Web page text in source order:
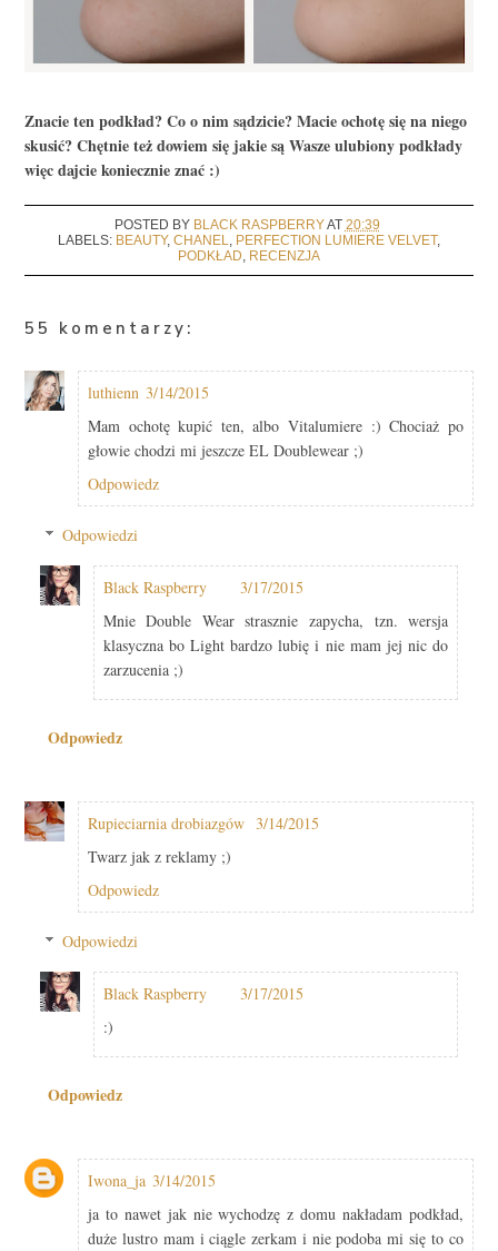
Znacie ten podkład? Co o nim sądzicie? Macie ochotę się na niego
skusić? Chętnie też dowiem się jakie są Wasze ulubiony podkłady
więc dajcie koniecznie znać :)
POSTED BY BLACK RASPBERRYAT 20:39
LABELS: BEAUTY, CHANEL PERFECTION LUMIERE VELVET,
PODKŁAD RECENZJA
55 komentarzy:
luthienn 3/14/2015
Mam ochotę kupić ten, albo Vitalumiere :) Chociaż po
głowie chodzi mi jeszcze EL Doublewear ;)
Odpowiedz
Odpowiedzi
Black Raspberry
3/17/2015
Mnie Double Wear strasznie zapycha, tzn. wersja
klasyczna bo Light bardzo lubię i nie mam jej nic do
zarzucenia ;)
Odpowiedz
Rupieciarnia drobiazgów 3/14/2015
Twarz jak z reklamy ;)
Odpowiedz
Odpowiedzi
Black Raspberry
3/17/2015
:)
Odpowiedz
Iwona_ja 3/14/2015
ja to nawet jak nie wychodzę z domu nakładam podkład,
duże lustro mam i ciągle zerkam i nie podoba mi się to co